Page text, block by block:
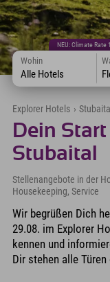
NEU: Climate Rate
Wohin
Alle Hotels
Explorer Hotels ›
Dein
Stubaital
Stellenangebote in der
Housekeeping, Service
Wir begrüßen Dich
29.08. im Explorer
kennen und
Dir stehen alle Türen